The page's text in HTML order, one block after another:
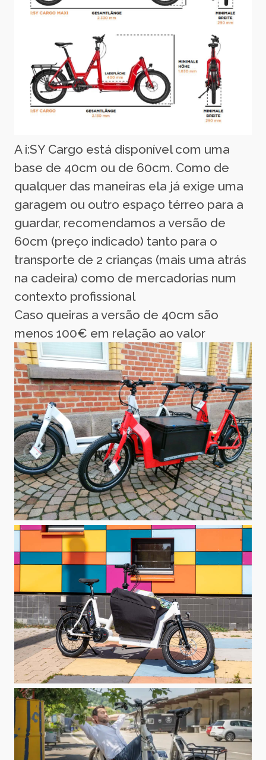
A i:SY Cargo está disponível com uma
base de 40cm ou de 60cm. Como de
qualquer das maneiras ela já exige uma
garagem ou outro espaço térreo para a
guardar, recomendamos a versão de
60cm (preço indicado) tanto para o
transporte de 2 crianças (mais uma atrás
na cadeira) como de mercadorias num
contexto profissional
Caso queiras a versão de 40cm são
menos 100€ em relação ao valor